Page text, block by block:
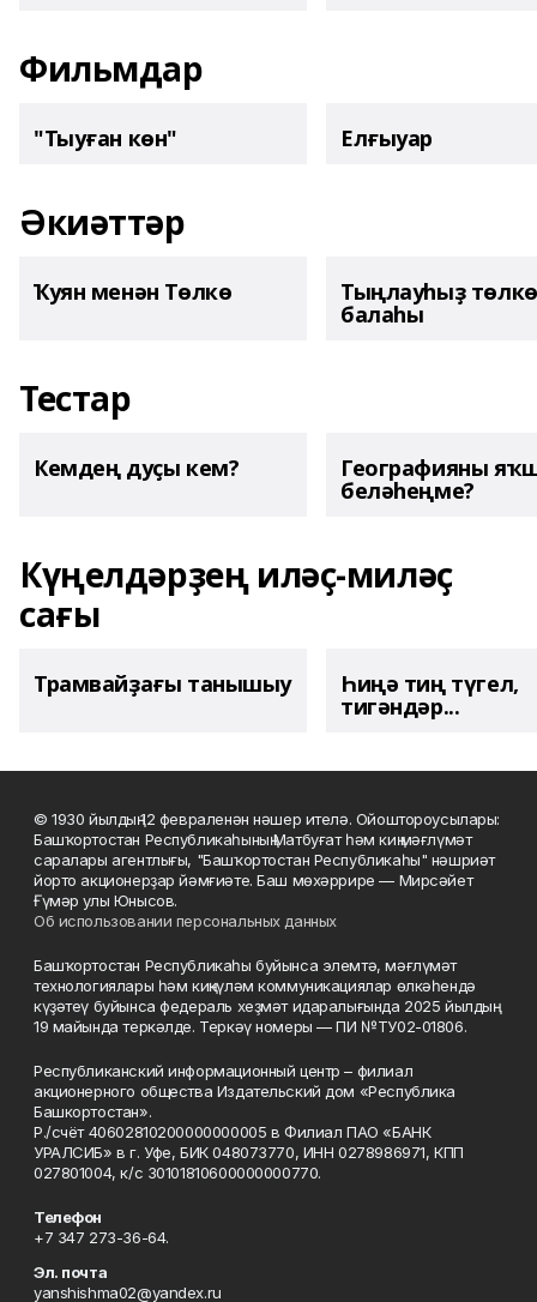
Фильмдар
"Тыуған көн" Елғыуар
Әкиәттәр
Ҡуян менән Төлкө Тыңлауһыҙ төлкө
балаһы
Тестар
Кемдең дуҫы кем? Географияны
беләһеңме?
Күңелдәрҙең иләҫ-миләҫ
сағы
Трамвайҙағы танышыу Һиңә тиң түгел,
тигәндәр...
© 1930 йылдың 12 февраленән нәшер ителә. Ойоштороусылары:
Башҡортостан Республикаһының Матбуғат һәм киң мәғлүмәт
саралары агентлығы, "Башҡортостан Республикаһы" нәшриәт
йорто акционерҙар йәмғиәте. Баш мөхәррире — Мирсәйет
Ғүмәр улы Юнысов.
Об использовании персональных данных
Башҡортостан Республикаһы буйынса элемтә, мәғлүмәт
технологиялары һәм киңкүләм коммуникациялар өлкәһендә
күҙәтеү буйынса федераль хеҙмәт идаралығында 2025 йылдың
19 майында теркәлде. Теркәү номеры — ПИ №ТУ02-01806.
Республиканский информационный центр – филиал
акционерного общества Издательский дом «Республика
Башкортостан».
Р./счёт 40602810200000000005 в Филиал ПАО «БАНК
УРАЛСИБ» в г. Уфе, БИК 048073770, ИНН 0278986971, КПП
027801004, к/с 30101810600000000770.
Телефон
+7 347 273-36-64.
Эл. почта
yanshishma02@yandex.ru